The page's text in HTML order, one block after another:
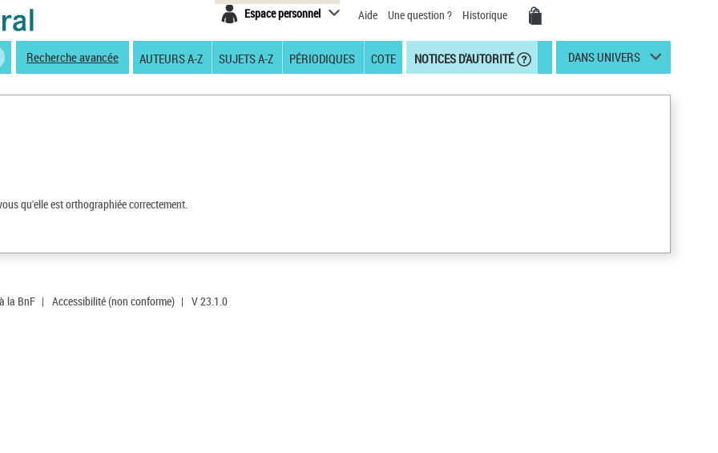
Espace personnel Aide Une question ? Historique
Recherche avancée AUTEURS A-Z SUJETS A-Z PÉRIODIQUES COTE NOTICES D'AUTORITÉ DANS UNIVERS
qu'elle est orthographiée correctement.
la BnF | Accessibilité (non conforme) | V 23.1.0